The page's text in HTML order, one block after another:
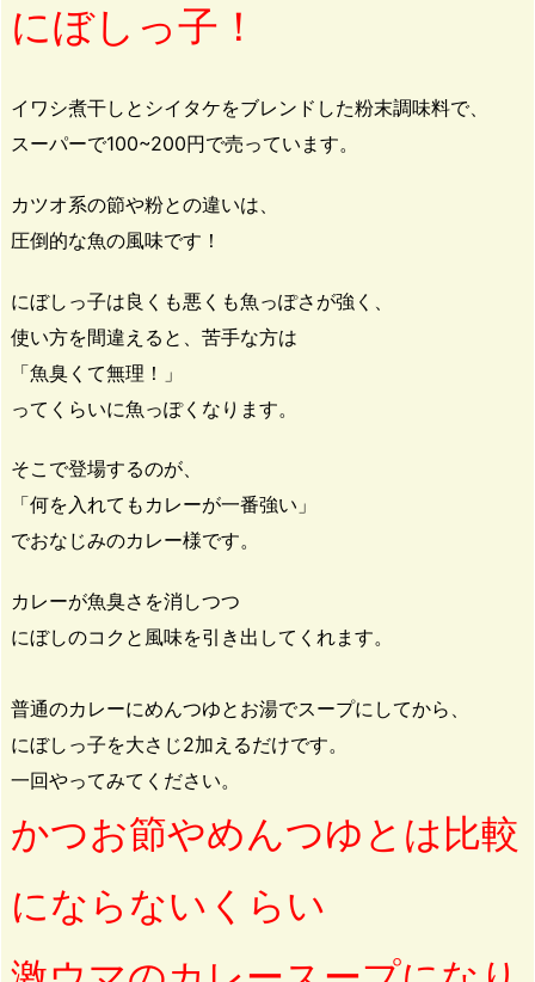
にぼしっ子！
イワシ煮干しとシイタケをブレンドした粉末調味料で、
スーパーで100~200円で売っています。
カツオ系の節や粉との違いは、
圧倒的な魚の風味です！
にぼしっ子は良くも悪くも魚っぽさが強く、
使い方を間違えると、苦手な方は
「魚臭くて無理！」
ってくらいに魚っぽくなります。
そこで登場するのが、
「何を入れてもカレーが一番強い」
でおなじみのカレー様です。
カレーが魚臭さを消しつつ
にぼしのコクと風味を引き出してくれます。
普通のカレーにめんつゆとお湯でスープにしてから、
にぼしっ子を大さじ2加えるだけです。
一回やってみてください。
かつお節やめんつゆとは比較
にならないくらい